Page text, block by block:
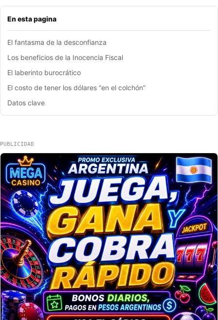
En esta pagina
El fantasma de la desconfianza
Los beneficios de la Inocencia Fiscal
El laberinto burocrático
El costo de tener los dólares “en el colchón”
Datos clave
PUBLICIDAD